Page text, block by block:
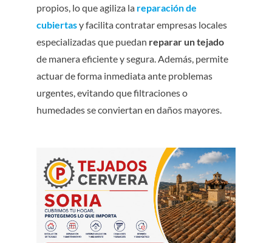
propios, lo que agiliza la reparación de
cubiertasy facilita contratar empresas locales
especializadas que puedan reparar un tejado
de manera eficiente y segura. Además, permite
actuar de forma inmediata ante problemas
urgentes, evitando que filtraciones o
humedades se conviertan en daños mayores.